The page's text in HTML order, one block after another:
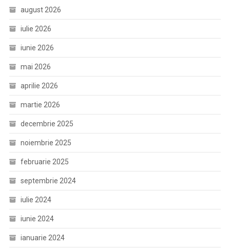
august 2026
iulie 2026
iunie 2026
mai 2026
aprilie 2026
martie 2026
decembrie 2025
noiembrie 2025
februarie 2025
septembrie 2024
iulie 2024
iunie 2024
ianuarie 2024